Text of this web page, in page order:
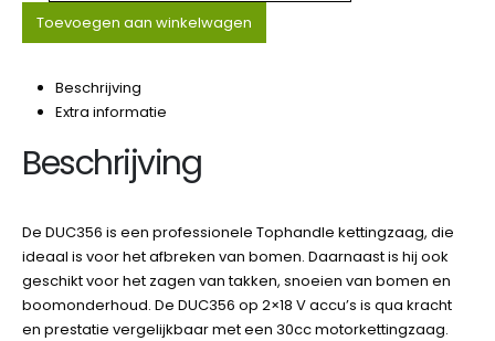
Toevoegen aan winkelwagen
Beschrijving
Extra informatie
Beschrijving
De DUC356 is een professionele Tophandle kettingzaag, die
ideaal is voor het afbreken van bomen. Daarnaast is hij ook
geschikt voor het zagen van takken, snoeien van bomen en
boomonderhoud. De DUC356 op 2×18 V accu’s is qua kracht
en prestatie vergelijkbaar met een 30cc motorkettingzaag.